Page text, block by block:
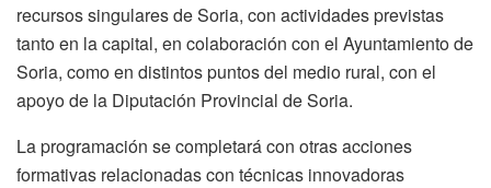
recursos singulares de Soria, con actividades previstas
tanto en la capital, en colaboración con el Ayuntamiento de
Soria, como en distintos puntos del medio rural, con el
apoyo de la Diputación Provincial de Soria.
La programación se completará con otras acciones
formativas relacionadas con técnicas innovadoras